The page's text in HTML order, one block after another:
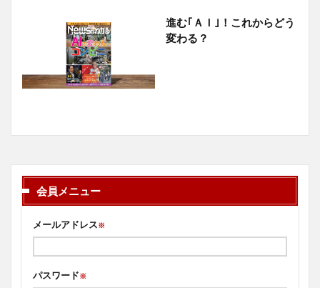
進む｢ＡＩ｣！これからどう
変わる？
会員メニュー
メールアドレス※
パスワード※